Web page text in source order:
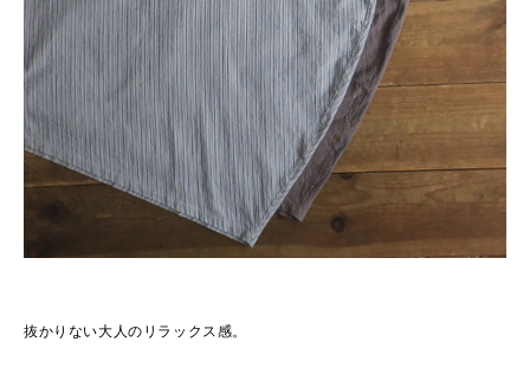
抜かりない大人のリラックス感。